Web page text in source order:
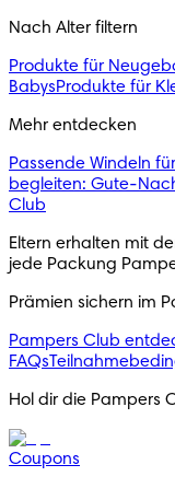
Nach Alter filtern
Produkte für
BabysProdukte für
Mehr entdecken
Passende Windeln
begleiten: Gute-
Club
Eltern erhalten mit
jede Packung
Prämien sichern im
Pampers Club
FAQs
Hol dir die Pampers
Coupons